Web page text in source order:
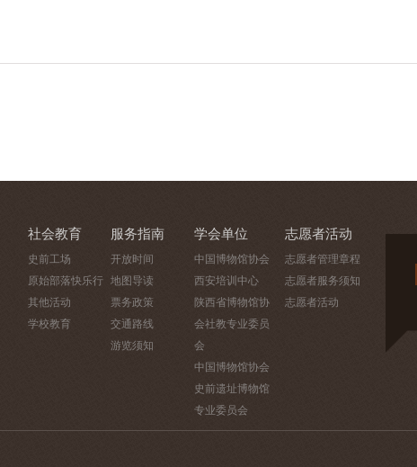
社会教育
史前工场
原始部落快乐行
其他活动
学校教育
服务指南
开放时间
地图导读
票务政策
交通路线
游览须知
学会单位
中国博物馆协会
西安培训中心
陕西省博物馆协
会社教专业委员
会
中国博物馆协会
史前遗址博物馆
专业委员会
志愿者活动
志愿者管理章程
志愿者服务须知
志愿者活动